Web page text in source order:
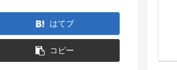
はてブ
コピー